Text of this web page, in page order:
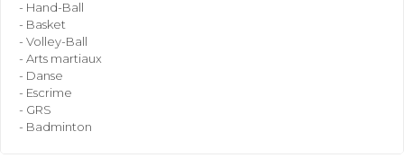
- Hand-Ball
- Basket
- Volley-Ball
- Arts martiaux
- Danse
- Escrime
- GRS
- Badminton